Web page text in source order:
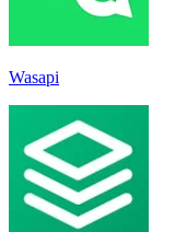
Wasapi